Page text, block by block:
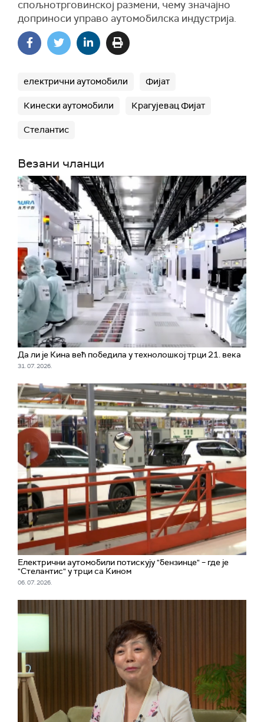
спољнотрговинској размени, чему значајно
доприноси управо аутомобилска индустрија.
електрични аутомобили Фијат
Кинески аутомобили Крагујевац Фијат
Стелантис
Везани чланци
Да ли је Кина већ победила у технолошкој трци 21. века
31. 07. 2026.
Електрични аутомобили потискују "бензинце" – где је
"Стелантис" у трци са Кином
06. 07. 2026.